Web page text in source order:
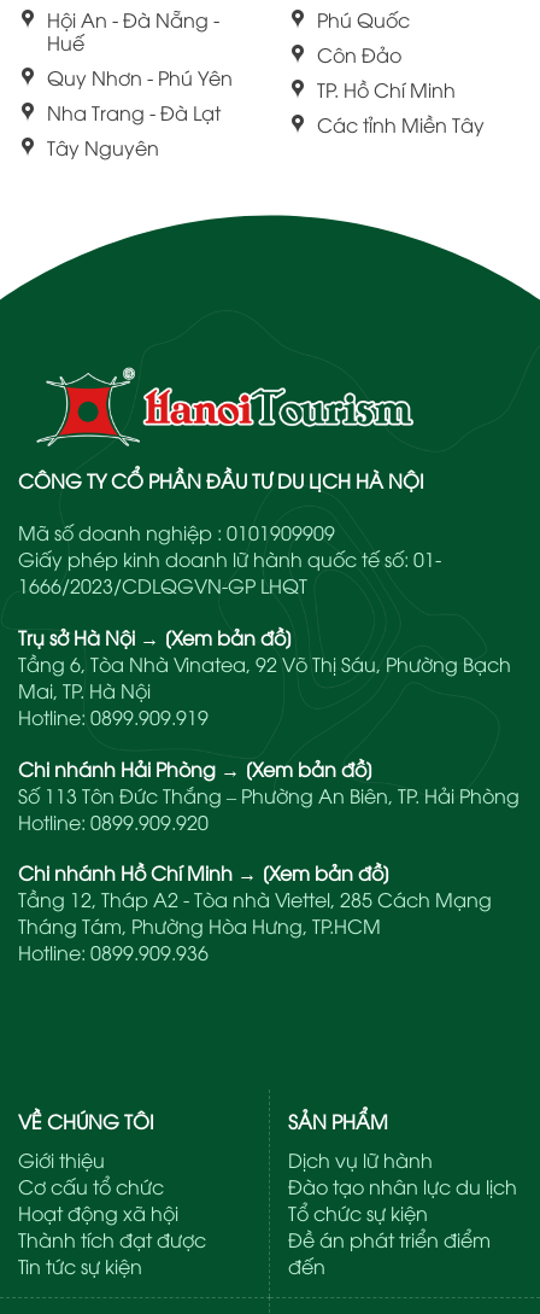
Hội An - Đà Nẵng -
Huế
Quy Nhơn - Phú Yên
Nha Trang - Đà Lạt
Tây Nguyên
Phú Quốc
Côn Đảo
TP. Hồ Chí Minh
Các tỉnh Miền Tây
CÔNG TY CỔ PHẦN ĐẦU TƯ DU LỊCH HÀ NỘI
Mã số doanh nghiệp : 0101909909
Giấy phép kinh doanh lữ hành quốc tế số: 01-
1666/2023/CDLQGVN-GP LHQT
Trụ sở Hà Nội → [Xem bản đồ]
Tầng 6, Tòa Nhà Vinatea, 92 Võ Thị Sáu, Phường Bạch
Mai, TP. Hà Nội
Hotline: 0899.909.919
Chi nhánh Hải Phòng → [Xem bản đồ]
Số 113 Tôn Đức Thắng – Phường An Biên, TP. Hải Phòng
Hotline: 0899.909.920
Chi nhánh Hồ Chí Minh → [Xem bản đồ]
Tầng 12, Tháp A2 - Tòa nhà Viettel, 285 Cách Mạng
Tháng Tám, Phường Hòa Hưng, TP.HCM
Hotline: 0899.909.936
VỀ CHÚNG TÔI
Giới thiệu
Cơ cấu tổ chức
Hoạt động xã hội
Thành tích đạt được
Tin tức sự kiện
SẢN PHẨM
Dịch vụ lữ hành
Đào tạo nhân lực du lịch
Tổ chức sự kiện
Đề án phát triển điểm
đến